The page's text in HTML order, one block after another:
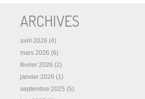
ARCHIVES
avril 2026 (4)
mars 2026 (6)
février 2026 (2)
janvier 2026 (1)
septembre 2025 (5)